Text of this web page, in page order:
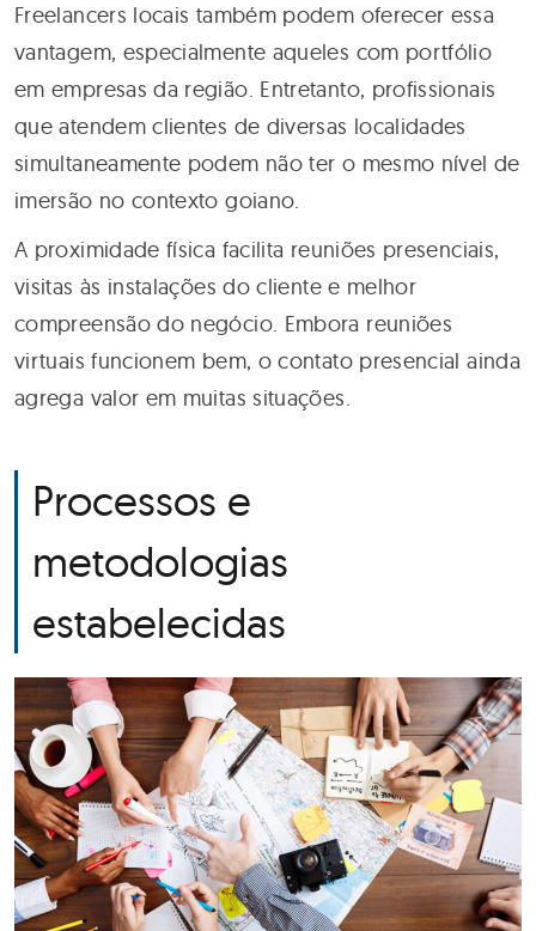
Freelancers locais também podem oferecer essa
vantagem, especialmente aqueles com portfólio
em empresas da região. Entretanto, profissionais
que atendem clientes de diversas localidades
simultaneamente podem não ter o mesmo nível de
imersão no contexto goiano.
A proximidade física facilita reuniões presenciais,
visitas às instalações do cliente e melhor
compreensão do negócio. Embora reuniões
virtuais funcionem bem, o contato presencial ainda
agrega valor em muitas situações.
Processos e
metodologias
estabelecidas